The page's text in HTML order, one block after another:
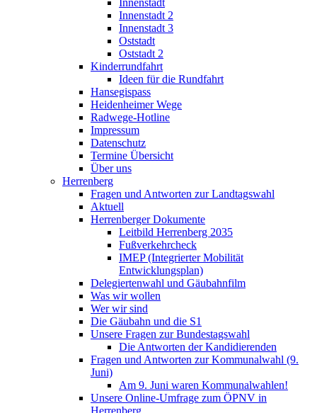
Innenstadt
Innenstadt 2
Innenstadt 3
Oststadt
Oststadt 2
Kinderrundfahrt
Ideen für die Rundfahrt
Hansegispass
Heidenheimer Wege
Radwege-Hotline
Impressum
Datenschutz
Termine Übersicht
Über uns
Herrenberg
Fragen und Antworten zur Landtagswahl
Aktuell
Herrenberger Dokumente
Leitbild Herrenberg 2035
Fußverkehrcheck
IMEP (Integrierter Mobilität
Entwicklungsplan)
Delegiertenwahl und Gäubahnfilm
Was wir wollen
Wer wir sind
Die Gäubahn und die S1
Unsere Fragen zur Bundestagswahl
Die Antworten der Kandidierenden
Fragen und Antworten zur Kommunalwahl (9.
Juni)
Am 9. Juni waren Kommunalwahlen!
Unsere Online-Umfrage zum ÖPNV in
Herrenberg